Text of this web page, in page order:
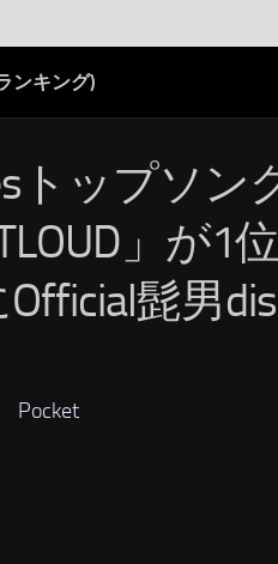
ンキング)
トップソン
」が1
髭男
Pocket